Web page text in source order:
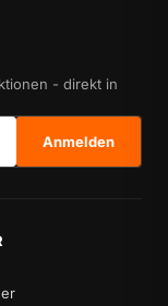
- direkt in
Anmelden